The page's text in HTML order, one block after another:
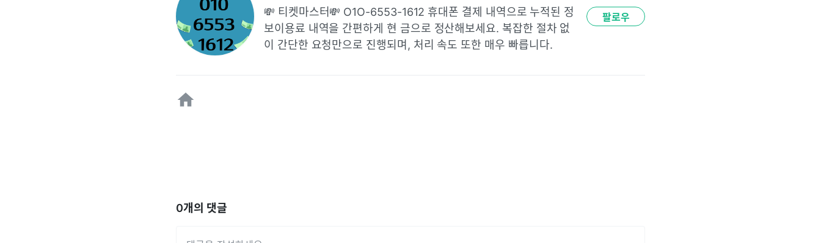
💸 티켓마스터💸 O1O-6553-1612 휴대폰 결제 내역으로 누적된 정
보이용료 내역을 간편하게 현 금으로 정산해보세요. 복잡한 절차 없
이 간단한 요청만으로 진행되며, 처리 속도 또한 매우 빠릅니다.
팔로우
0개의 댓글